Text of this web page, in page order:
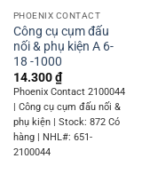
PHOENIX CONTACT
Công cụ cụm đấu
nối & phụ kiện A 6-
18 -1000
14.300₫
Phoenix Contact 2100044
| Công cụ cụm đấu nối &
phụ kiện | Stock: 872 Có
hàng | NHL#: 651-
2100044